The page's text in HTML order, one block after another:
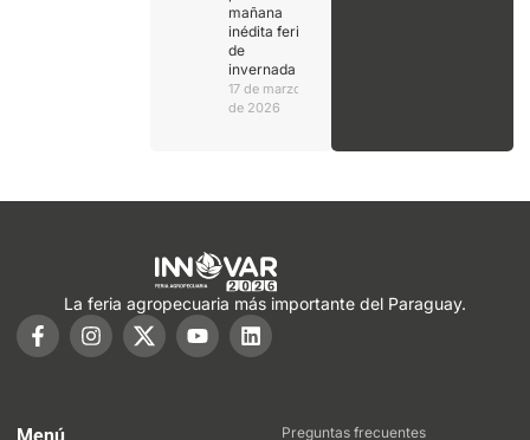
mañana
inédita feria
de
invernada
17 de marzo
de 2026
La feria agropecuaria más importante del Paraguay.
Preguntas frecuentes